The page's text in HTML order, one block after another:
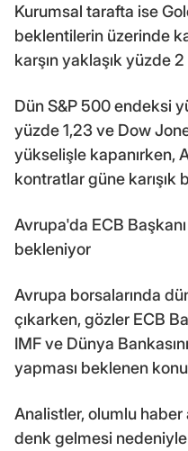
Kurumsal tarafta ise
beklentilerin üzerinde
karşın yaklaşık yüzde
Dün S&P 500 endeksi
yüzde 1,23 ve Dow
yükselişle kapanırken,
kontratlar güne karışık
Avrupa'da ECB
bekleniyor
Avrupa borsalarında
çıkarken, gözler ECB
IMF ve Dünya
yapması beklenen
Analistler, olumlu haber
denk gelmesi